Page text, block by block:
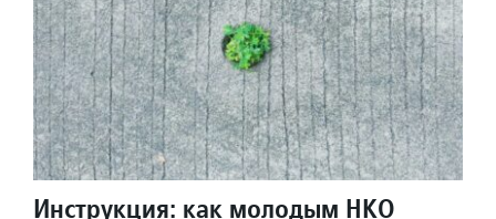
Инструкция: как молодым НКО